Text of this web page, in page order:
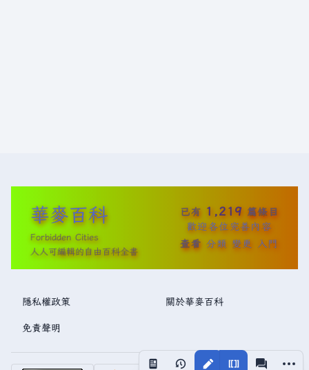
視圖 更多
華麥百科
Forbidden Cities
人人可編輯的自由百科全書
已有 1,219 篇條目
歡迎各位完善內容
查看 分類 變更 入門
隱私權政策 關於華麥百科
免責聲明